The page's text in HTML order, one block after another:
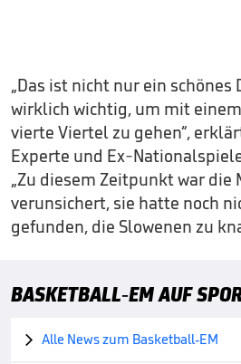
„Das ist nicht nur ein schönes
wirklich wichtig, um mit
vierte Viertel zu gehen“,
Experte und Ex-
„Zu diesem Zeitpunkt war die
verunsichert, sie hatte noch
gefunden, die Slowenen zu
BASKETBALL-EM AUF
 Alle News zum Basketball-EM